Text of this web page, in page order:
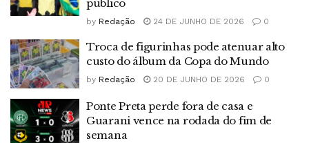
público
by Redação 24 DE JUNHO DE 2026 0
Troca de figurinhas pode atenuar alto
custo do álbum da Copa do Mundo
by Redação 20 DE JUNHO DE 2026 0
Ponte Preta perde fora de casa e
Guarani vence na rodada do fim de
semana